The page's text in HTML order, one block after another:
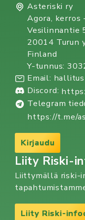
Asteriski ry
Agora, kerros
Vesilinnantie
20014 Turun
Finland
Y-tunnus:
Email:
Discord:
Telegram
https://t.me/
Kirjaudu
Liity Riski-
Liittymällä riski-
Liity Riski-